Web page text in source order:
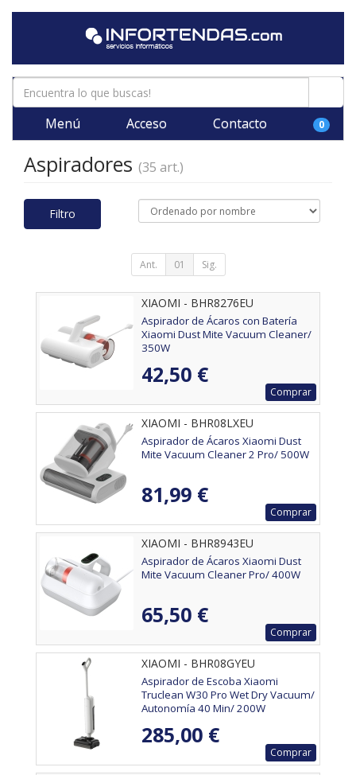
Menú Acceso Contacto 0
Aspiradores (35 art.)
Filtro
Ant. 01 Sig.
XIAOMI - BHR8276EU
Aspirador de Ácaros con Batería
Xiaomi Dust Mite Vacuum Cleaner/
350W
42,50 €
Comprar
XIAOMI - BHR08LXEU
Aspirador de Ácaros Xiaomi Dust
Mite Vacuum Cleaner 2 Pro/ 500W
81,99 €
Comprar
XIAOMI - BHR8943EU
Aspirador de Ácaros Xiaomi Dust
Mite Vacuum Cleaner Pro/ 400W
65,50 €
Comprar
XIAOMI - BHR08GYEU
Aspirador de Escoba Xiaomi
Truclean W30 Pro Wet Dry Vacuum/
Autonomía 40 Min/ 200W
285,00 €
Comprar